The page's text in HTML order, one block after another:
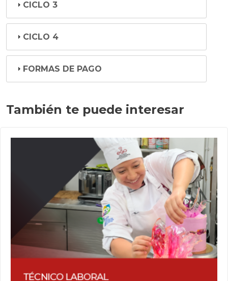
CICLO 3
CICLO 4
FORMAS DE PAGO
También te puede interesar